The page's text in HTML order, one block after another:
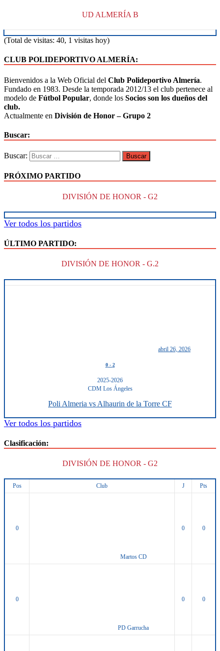
UD ALMERÍA B
(Total de visitas: 40, 1 visitas hoy)
CLUB POLIDEPORTIVO ALMERÍA:
Bienvenidos a la Web Oficial del Club Polideportivo Almería.
Fundado en 1983. Desde la temporada 2012/13 el club pertenece al
modelo de Fútbol Popular, donde los Socios son los dueños del
club.
Actualmente en División de Honor – Grupo 2
Buscar:
Buscar:
PRÓXIMO PARTIDO
DIVISIÓN DE HONOR - G2
Ver todos los partidos
ÚLTIMO PARTIDO:
DIVISIÓN DE HONOR - G.2
abril 26, 2026
0- 2
2025-2026
CDM Los Ángeles
Poli Almeria vs Alhaurin de la Torre CF
Ver todos los partidos
Clasificación:
DIVISIÓN DE HONOR - G2
Pos Club J Pts
0
Martos CD
0 0
0
PD Garrucha
0 0